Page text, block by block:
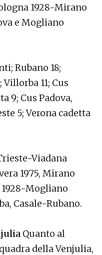
1928-Mirano
e Mogliano
Rubano 18;
Villorba 11; Cus
9; Cus Padova,
5; Verona cadetta
Viadana
1975, Mirano
1928-Mogliano
Casale-Rubano.
Quanto al
della Venjulia,